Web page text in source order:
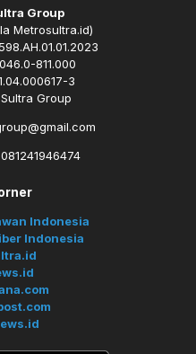
Group
Metrosultra.id)
811.000
3
Group
Indonesia
Indonesia